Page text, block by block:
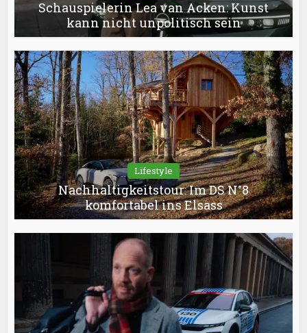
Schauspielerin Lea van Acken: Kunst
kann nicht unpolitisch sein
Lifestyle
Nachhaltigkeitstour: Im DS N°8
komfortabel ins Elsass